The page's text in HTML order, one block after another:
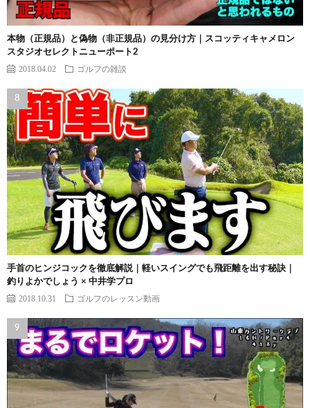
本物（正規品）と偽物（非正規品）の見分け方｜スコッティキャメロン
スタジオセレクトニューポート2
2018.04.02 ゴルフの雑談
手首のヒンジコックを徹底解説｜軽いスイングでも飛距離を出す秘訣｜
釣りよかでしょう × 中井学プロ
2018.10.31 ゴルフのレッスン動画